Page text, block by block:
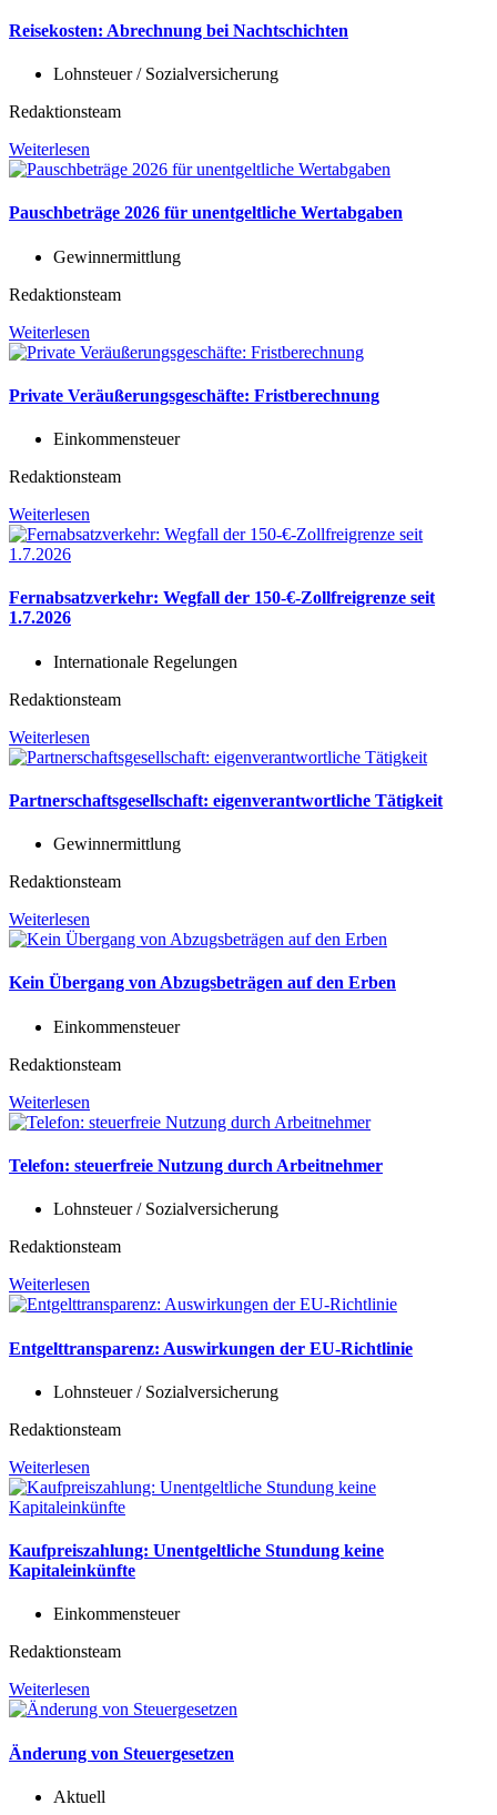
Reisekosten: Abrechnung bei Nachtschichten
Lohnsteuer / Sozialversicherung
Redaktionsteam
Weiterlesen
Pauschbeträge 2026 für unentgeltliche Wertabgaben
Gewinnermittlung
Redaktionsteam
Weiterlesen
Private Veräußerungsgeschäfte: Fristberechnung
Einkommensteuer
Redaktionsteam
Weiterlesen
Fernabsatzverkehr: Wegfall der 150-€-Zollfreigrenze seit
1.7.2026
Internationale Regelungen
Redaktionsteam
Weiterlesen
Partnerschaftsgesellschaft: eigenverantwortliche Tätigkeit
Gewinnermittlung
Redaktionsteam
Weiterlesen
Kein Übergang von Abzugsbeträgen auf den Erben
Einkommensteuer
Redaktionsteam
Weiterlesen
Telefon: steuerfreie Nutzung durch Arbeitnehmer
Lohnsteuer / Sozialversicherung
Redaktionsteam
Weiterlesen
Entgelttransparenz: Auswirkungen der EU-Richtlinie
Lohnsteuer / Sozialversicherung
Redaktionsteam
Weiterlesen
Kaufpreiszahlung: Unentgeltliche Stundung keine
Kapitaleinkünfte
Einkommensteuer
Redaktionsteam
Weiterlesen
Änderung von Steuergesetzen
Aktuell